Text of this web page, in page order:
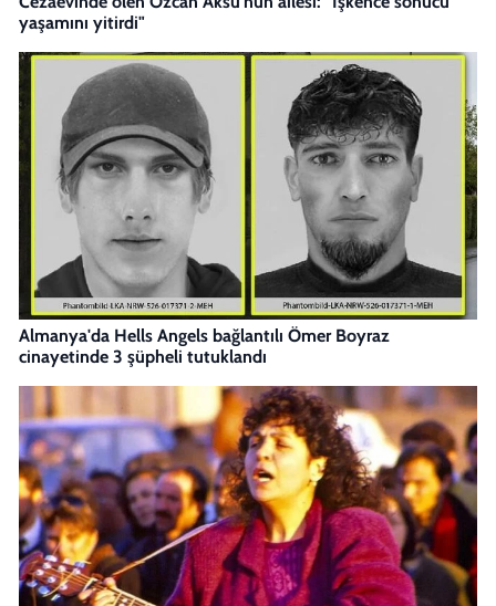
yaşamını yitirdi"
Almanya'da Hells Angels bağlantılı Ömer Boyraz
cinayetinde 3 şüpheli tutuklandı